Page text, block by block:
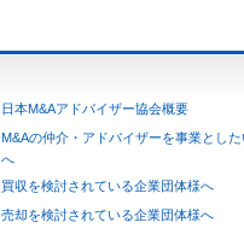
日本M&Aアドバイザー協会概要
M&Aの仲介・アドバイザーを事業とし
へ
買収を検討されている企業団体様へ
売却を検討されている企業団体様へ